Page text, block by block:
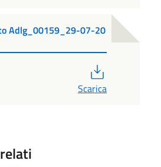
Adlg_00159_29-07-20
Scarica